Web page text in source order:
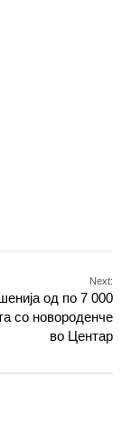
Next:
од по 7 000
со новороденче
во Центар